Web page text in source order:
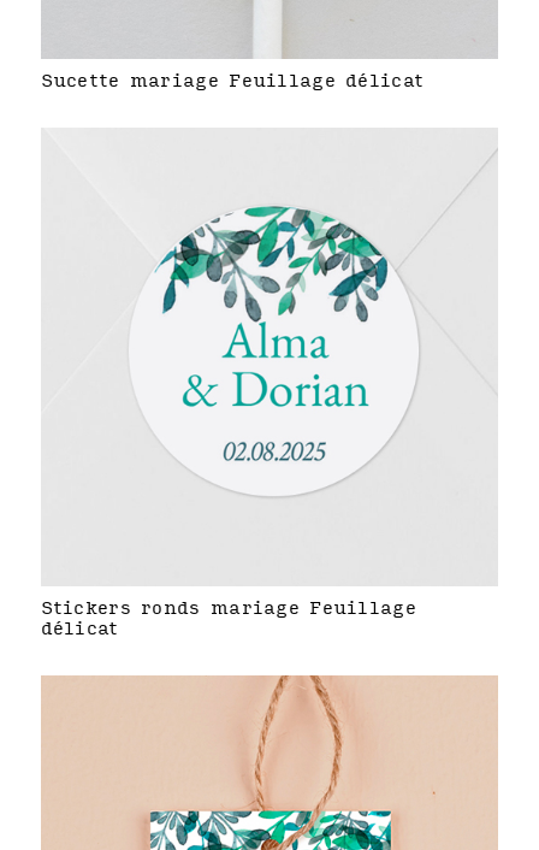
Sucette mariage Feuillage délicat
Stickers ronds mariage Feuillage
délicat